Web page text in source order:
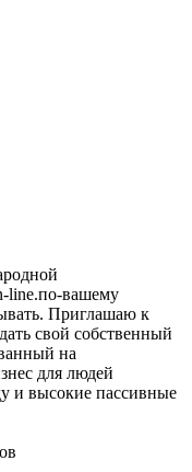
line.по-вашему
Приглашаю к
свой собственный
на
для людей
и высокие пассивные